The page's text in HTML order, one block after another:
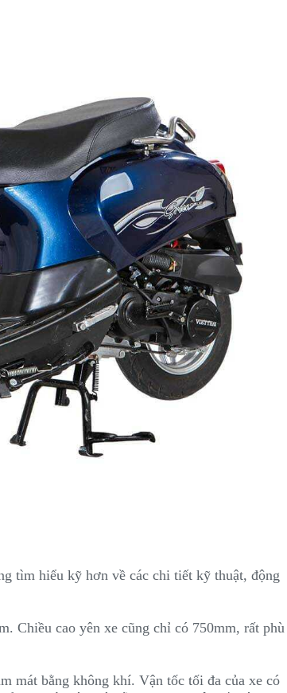
tìm hiểu kỹ hơn về các chi tiết kỹ thuật, động
Chiều cao yên xe cũng chỉ có 750mm, rất phù
mát bằng không khí. Vận tốc tối đa của xe có